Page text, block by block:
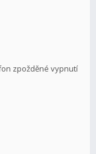
zpožděné vypnutí